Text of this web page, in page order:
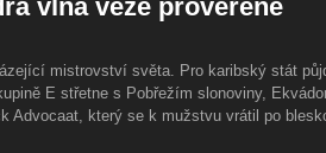
vlna veze prověřené
mistrovství světa. Pro karibský stát
E střetne s Pobřežím slonoviny,
Advocaat, který se k mužstvu vrátil po